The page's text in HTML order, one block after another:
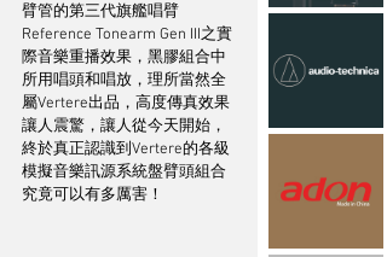
臂管的第三代旗艦唱臂
Reference Tonearm Gen III之實
際音樂重播效果，黑膠組合中
所用唱頭和唱放，理所當然全
屬Vertere出品，高度傳真效果
讓人震驚，讓人從今天開始，
終於真正認識到Vertere的各級
模擬音樂訊源系統盤臂頭組合
究竟可以有多厲害！